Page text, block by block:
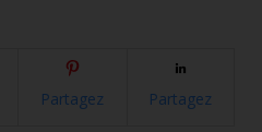
Partagez Partagez